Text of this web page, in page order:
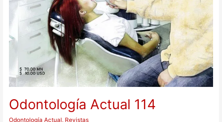
Odontología Actual 114
Odontología Actual, Revistas